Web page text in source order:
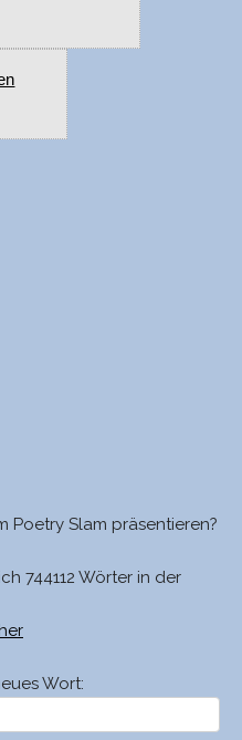
Poetry Slam präsentieren?
744112 Wörter in der
Wort: